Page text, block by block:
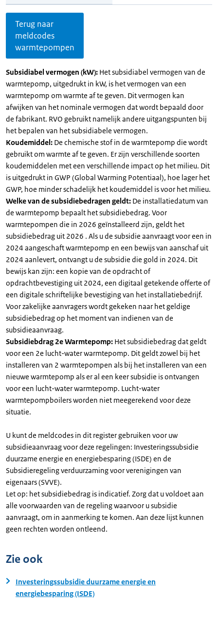
Terug naar
meldcodes
warmtepompen
Subsidiabel vermogen (kW): Het subsidiabel vermogen van de
warmtepomp, uitgedrukt in kW, is het vermogen van een
warmtepomp om warmte af te geven. Dit vermogen kan
afwijken van het nominale vermogen dat wordt bepaald door
de fabrikant. RVO gebruikt namelijk andere uitgangspunten bij
het bepalen van het subsidiabele vermogen.
Koudemiddel: De chemische stof in de warmtepomp die wordt
gebruikt om warmte af te geven. Er zijn verschillende soorten
koudemiddelen met een verschillende impact op het milieu. Dit
is uitgedrukt in GWP (Global Warming Potentiaal), hoe lager het
GWP, hoe minder schadelijk het koudemiddel is voor het milieu.
Welke van de subsidiebedragen geldt: De installatiedatum van
de warmtepomp bepaalt het subsidiebedrag. Voor
warmtepompen die in 2026 geïnstalleerd zijn, geldt het
subsidiebedrag uit 2026 . Als u de subsidie aanvraagt voor een in
2024 aangeschaft warmtepomp en een bewijs van aanschaf uit
2024 aanlevert, ontvangt u de subsidie die gold in 2024. Dit
bewijs kan zijn: een kopie van de opdracht of
opdrachtbevestiging uit 2024, een digitaal getekende offerte of
een digitale schriftelijke bevestiging van het installatiebedrijf.
Voor zakelijke aanvragers wordt gekeken naar het geldige
subsidiebedrag op het moment van indienen van de
subsidieaanvraag.
Subsidiebdrag 2e Warmtepomp: Het subsidiebedrag dat geldt
voor een 2e lucht-water warmtepomp. Dit geldt zowel bij het
installeren van 2 warmtepompen als bij het installeren van een
nieuwe warmtepomp als er al een keer subsidie is ontvangen
voor een lucht-water warmtepomp. Lucht-water
warmtepompboilers worden niet meegerekend voor deze
situatie.
U kunt de meldcodes in dit register gebruiken voor uw
subsidieaanvraag voor deze regelingen: Investeringssubsidie
duurzame energie en energiebesparing (ISDE) en de
Subsidieregeling verduurzaming voor verenigingen van
eigenaars (SVVE).
Let op: het subsidiebedrag is indicatief. Zorg dat u voldoet aan
alle voorwaarden van de regeling waarvoor u subsidie
aanvraagt, om in aanmerking te komen. Aan deze lijst kunnen
geen rechten worden ontleend.
Zie ook
Investeringssubsidie duurzame energie en
energiebesparing (ISDE)